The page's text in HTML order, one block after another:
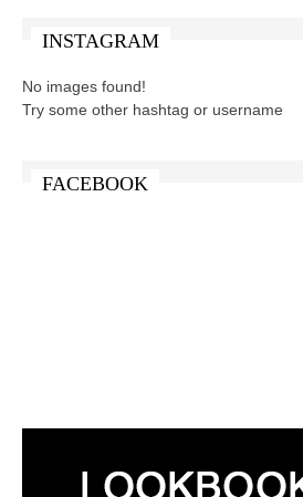
INSTAGRAM
No images found!
Try some other hashtag or username
FACEBOOK